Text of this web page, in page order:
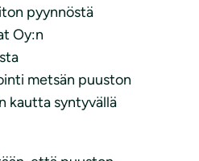
pyynnöstä
Oy:n
metsän puuston
kautta syntyvällä